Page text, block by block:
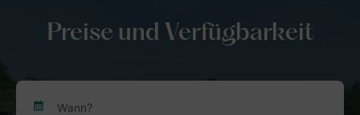
Preise und Verfügbarkeit